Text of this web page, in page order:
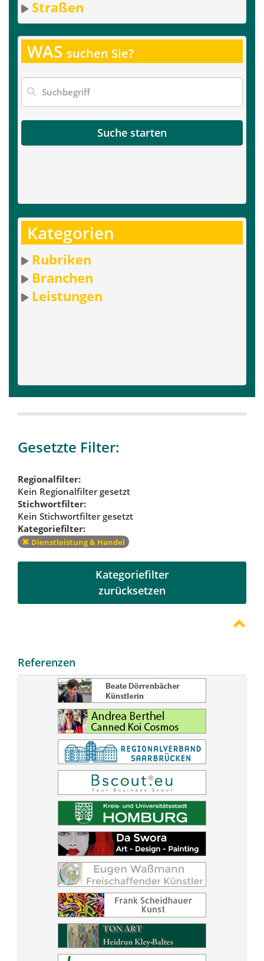
Straßen
WAS suchen Sie?
Suche starten
Kategorien
Rubriken
Branchen
Leistungen
Gesetzte Filter:
Regionalfilter:
Kein Regionalfilter gesetzt
Stichwortfilter:
Kein Stichwortfilter gesetzt
Kategoriefilter:
Dienstleistung & Handel
Kategoriefilter
zurücksetzen
Referenzen